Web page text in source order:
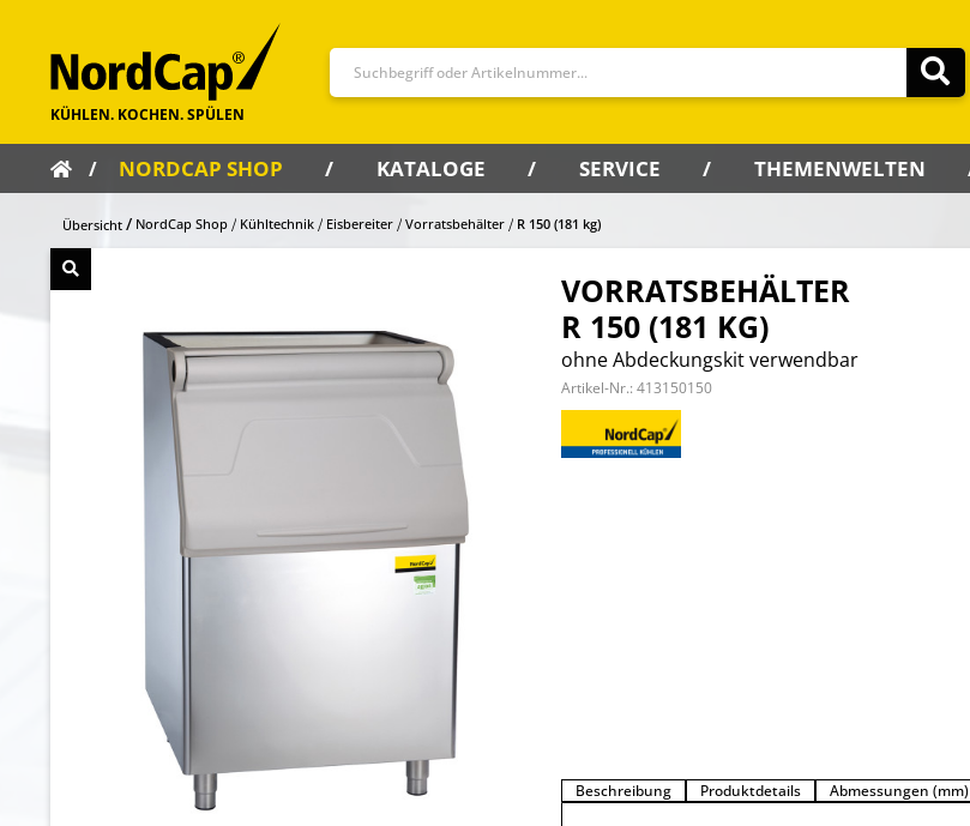
NORDCAP SHOP KATALOGE SERVICE THEMENWELTEN
Übersicht NordCap Shop Kühltechnik Eisbereiter Vorratsbehälter R 150 (181 kg)
VORRATSBEHÄLTER
R 150 (181 KG)
ohne Abdeckungskit verwendbar
Artikel-Nr.: 413150150
Beschreibung Produktdetails Abmessungen (mm)